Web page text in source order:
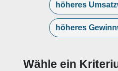
höheres
höheres
Wähle ein